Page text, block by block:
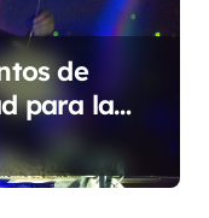
de
para la